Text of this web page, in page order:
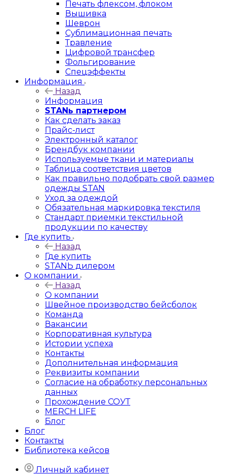
Печать флексом, флоком
Вышивка
Шеврон
Сублимационная печать
Травление
Цифровой трансфер
Фольгирование
Спецэффекты
Информация
Назад
Информация
STANь партнером
Как сделать заказ
Прайс-лист
Электронный каталог
Брендбук компании
Используемые ткани и материалы
Таблица соответствия цветов
Как правильно подобрать свой размер
одежды STAN
Уход за одеждой
Обязательная маркировка текстиля
Стандарт приемки текстильной
продукции по качеству
Где купить
Назад
Где купить
STANЬ дилером
О компании
Назад
О компании
Швейное производство бейсболок
Команда
Вакансии
Корпоративная культура
Истории успеха
Контакты
Дополнительная информация
Реквизиты компании
Согласие на обработку персональных
данных
Прохождение СОУТ
MERCH LIFE
Блог
Блог
Контакты
Библиотека кейсов
Личный кабинет